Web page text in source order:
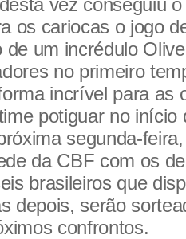
os cariocas o jogo
de um incrédulo
no primeiro
incrível para as
potiguar no
segunda-
da CBF com os
brasileiros que
depois, serão
confrontos.